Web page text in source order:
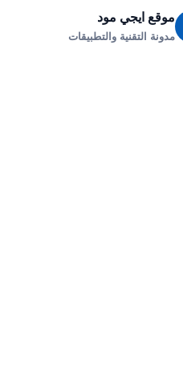
موقع ايجي مود
مدونة التقنية والتطبيقات